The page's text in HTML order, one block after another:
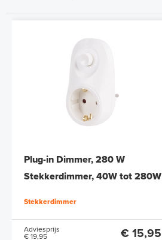
Plug-in Dimmer, 280 W
Stekkerdimmer, 40W tot 280W
Stekkerdimmer
Adviesprijs
€ 19,95
€ 15,95